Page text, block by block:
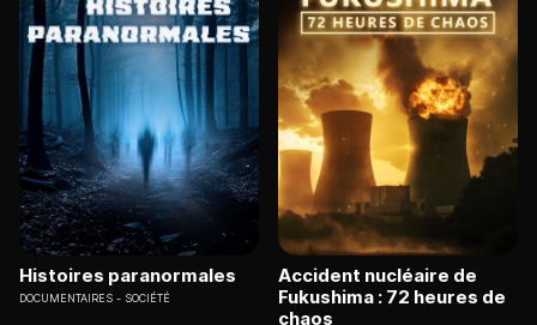
Histoires paranormales
DOCUMENTAIRES SOCIÉTÉ
Accident nucléaire de
Fukushima : 72 heures de
chaos